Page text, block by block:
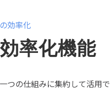
効率化
率化機能
つの仕組みに集約して活用